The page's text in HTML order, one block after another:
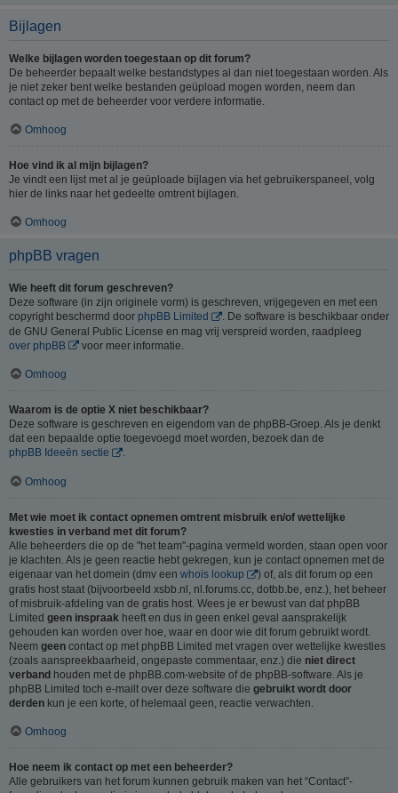
Bijlagen
Welke bijlagen worden toegestaan op dit forum?
De beheerder bepaalt welke bestandstypes al dan niet toegestaan worden. Als
je niet zeker bent welke bestanden geüpload mogen worden, neem dan
contact op met de beheerder voor verdere informatie.
Omhoog
Hoe vind ik al mijn bijlagen?
Je vindt een lijst met al je geüploade bijlagen via het gebruikerspaneel, volg
hier de links naar het gedeelte omtrent bijlagen.
Omhoog
phpBB vragen
Wie heeft dit forum geschreven?
Deze software (in zijn originele vorm) is geschreven, vrijgegeven en met een
copyright beschermd door phpBB Limited
. De software is beschikbaar onder
de GNU General Public License en mag vrij verspreid worden, raadpleeg
over phpBB
voor meer informatie.
Omhoog
Waarom is de optie X niet beschikbaar?
Deze software is geschreven en eigendom van de phpBB-Groep. Als je denkt
dat een bepaalde optie toegevoegd moet worden, bezoek dan de
phpBB Ideeën sectie
.
Omhoog
Met wie moet ik contact opnemen omtrent misbruik en/of wettelijke
kwesties in verband met dit forum?
Alle beheerders die op de "het team"-pagina vermeld worden, staan open voor
je klachten. Als je geen reactie hebt gekregen, kun je contact opnemen met de
eigenaar van het domein (dmv een whois lookup
) of, als dit forum op een
gratis host staat (bijvoorbeeld xsbb.nl, nl.forums.cc, dotbb.be, enz.), het beheer
of misbruik-afdeling van de gratis host. Wees je er bewust van dat phpBB
Limited geen inspraak heeft en dus in geen enkel geval aansprakelijk
gehouden kan worden over hoe, waar en door wie dit forum gebruikt wordt.
Neem geen contact op met phpBB Limited met vragen over wettelijke kwesties
(zoals aanspreekbaarheid, ongepaste commentaar, enz.) die niet direct
verband houden met de phpBB.com-website of de phpBB-software. Als je
phpBB Limited toch e-mailt over deze software die gebruikt wordt door
derden kun je een korte, of helemaal geen, reactie verwachten.
Omhoog
Hoe neem ik contact op met een beheerder?
Alle gebruikers van het forum kunnen gebruik maken van het “Contact”-